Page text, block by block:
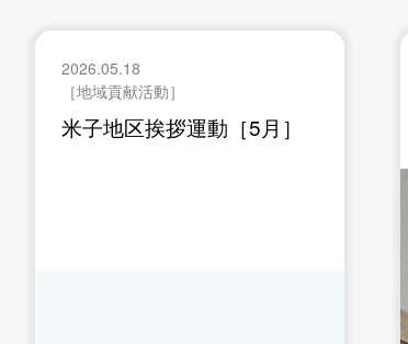
2026.05.18
［地域貢献活動］
米子地区挨拶運動［5月］